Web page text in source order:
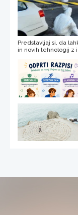
Predstavljaj si, da
in novih tehnologij z